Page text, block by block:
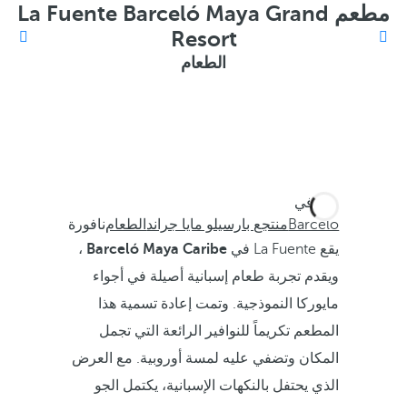
مطعم La Fuente Barceló Maya Grand
Resort
الطعام
أنت في
Barcelóمنتجع بارسيلو مايا جراند الطعامنافورة
يقع La Fuente في
Barceló Maya Caribe ،
ويقدم تجربة طعام إسبانية أصيلة في أجواء
مايوركا النموذجية. وتمت إعادة تسمية هذا
المطعم تكريماً للنوافير الرائعة التي تجمل
المكان وتضفي عليه لمسة أوروبية. مع العرض
الذي يحتفل بالنكهات الإسبانية، يكتمل الجو